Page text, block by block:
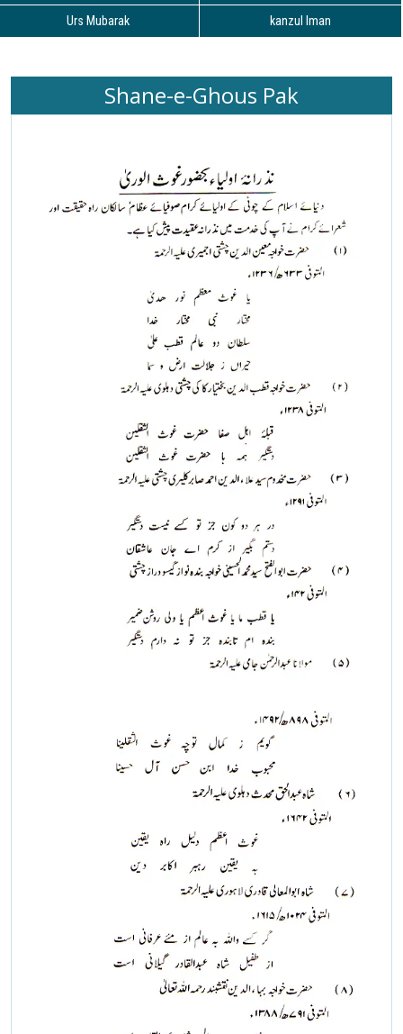
Urs Mubarak kanzul Iman
Shane-e-Ghous Pak